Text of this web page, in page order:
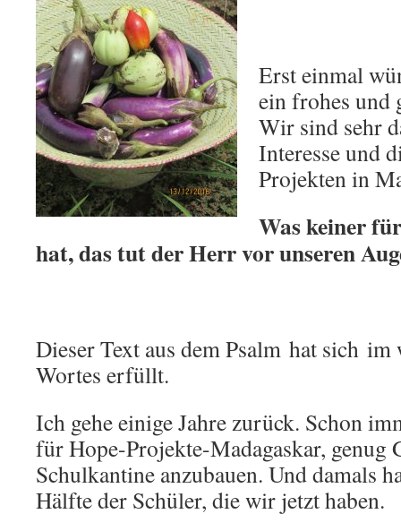
Erst einmal
ein frohes und
Wir sind sehr
Interesse und
Projekten in
Was keiner
hat, das tut der Herr vor unseren
Dieser Text aus dem Psalm hat sich im
Wortes erfüllt.
Ich gehe einige Jahre zurück. Schon
für Hope-Projekte-Madagaskar, genug
Schulkantine anzubauen. Und damals
Hälfte der Schüler, die wir jetzt haben.